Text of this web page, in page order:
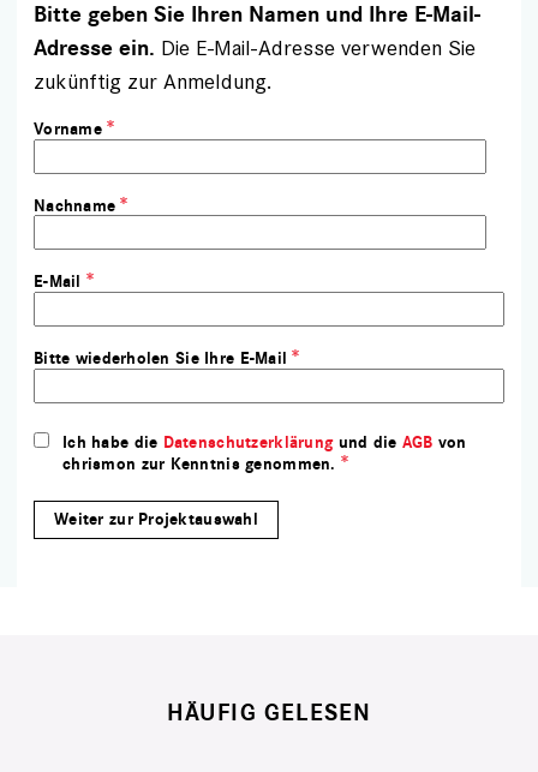
Bitte geben Sie Ihren Namen und Ihre E-Mail-
Adresse ein. Die E-Mail-Adresse verwenden Sie
zukünftig zur Anmeldung.
Vorname
Nachname
E-Mail
Bitte wiederholen Sie Ihre E-Mail
Ich habe die Datenschutzerklärungund die AGB von
chrismon zur Kenntnis genommen.
HÄUFIG GELESEN